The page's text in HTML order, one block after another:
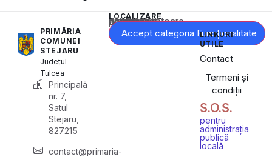
PRIMĂRIA
COMUNEI
STEJARU
Județul
Tulcea
Principală
nr. 7,
Satul
Stejaru,
827215
contact@primaria-
LOCALIZARE
Acest conținut este blocat până când acceptați categoria corespunzătoare de cookie-uri.
Accept categoria Funcționalitate
LINKURI
UTILE
Contact
Termeni și
condiții
S.O.S.
pentru
administrația
publică
locală